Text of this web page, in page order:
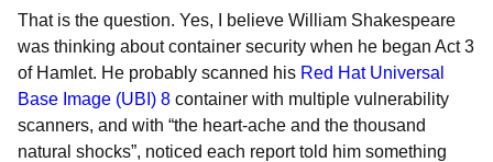
That is the question. Yes, I believe William Shakespeare
was thinking about container security when he began Act 3
of Hamlet. He probably scanned his Red Hat Universal
Base Image (UBI) 8 container with multiple vulnerability
scanners, and with “the heart-ache and the thousand
natural shocks”, noticed each report told him something